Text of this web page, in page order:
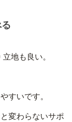
地も良い。
すいです。
変わらないサポ